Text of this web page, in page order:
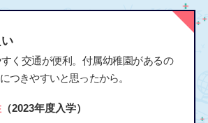
く交通が便利。付属幼稚園があるの
つきやすいと思ったから。
（2023年度入学）